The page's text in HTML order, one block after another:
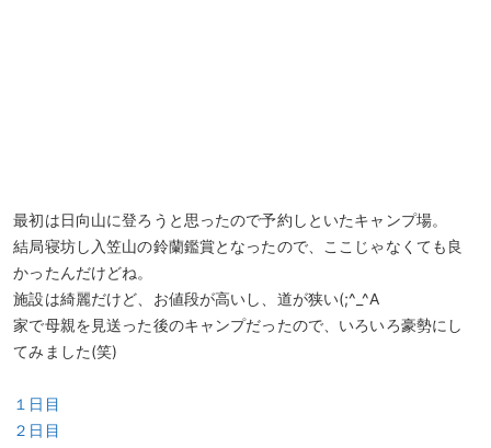
最初は日向山に登ろうと思ったので予約しといたキャンプ場。
結局寝坊し入笠山の鈴蘭鑑賞となったので、ここじゃなくても良
かったんだけどね。
施設は綺麗だけど、お値段が高いし、道が狭い(;^_^A
家で母親を見送った後のキャンプだったので、いろいろ豪勢にし
てみました(笑)
１日目
２日目